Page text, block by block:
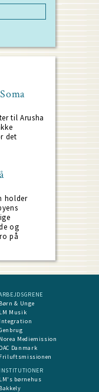
til Arusha
det
holder
og
på
Børn & Unge
LM Musik
Integration
Norea Mediemission
Danmark
Friluftsmissionen
INSTITUTIONER
LM's børnehus
Bakkely